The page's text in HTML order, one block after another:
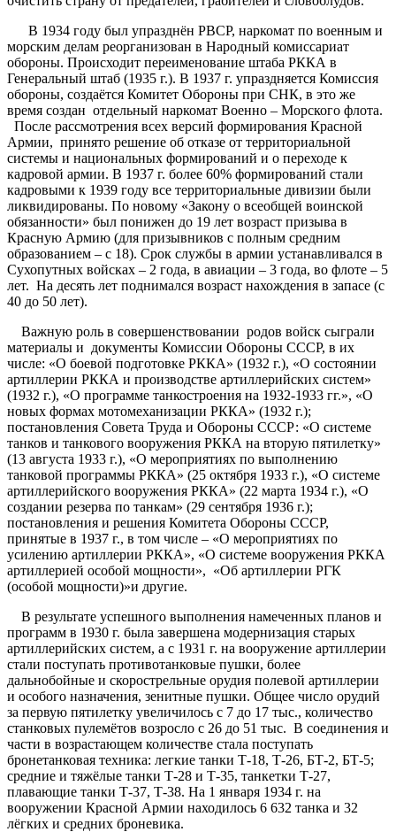
В 1934 году был упразднён РВСР, наркомат по военным и
морским делам реорганизован в Народный комиссариат
обороны. Происходит переименование штаба РККА в
Генеральный штаб (1935 г.). В 1937 г. упраздняется Комиссия
обороны, создаётся Комитет Обороны при СНК, в это же
время создан отдельный наркомат Военно – Морского флота.
После рассмотрения всех версий формирования Красной
Армии, принято решение об отказе от территориальной
системы и национальных формирований и о переходе к
кадровой армии. В 1937 г. более 60% формирований стали
кадровыми к 1939 году все территориальные дивизии были
ликвидированы. По новому «Закону о всеобщей воинской
обязанности» был понижен до 19 лет возраст призыва в
Красную Армию (для призывников с полным средним
образованием – с 18). Срок службы в армии устанавливался в
Сухопутных войсках – 2 года, в авиации – 3 года, во флоте – 5
лет. На десять лет поднимался возраст нахождения в запасе (с
40 до 50 лет).
Важную роль в совершенствовании родов войск сыграли
материалы и документы Комиссии Обороны СССР, в их
числе: «О боевой подготовке РККА» (1932 г.), «О состоянии
артиллерии РККА и производстве артиллерийских систем»
(1932 г.), «О программе танкостроения на 1932-1933 гг.», «О
новых формах мотомеханизации РККА» (1932 г.);
постановления Совета Труда и Обороны СССР: «О системе
танков и танкового вооружения РККА на вторую пятилетку»
(13 августа 1933 г.), «О мероприятиях по выполнению
танковой программы РККА» (25 октября 1933 г.), «О системе
артиллерийского вооружения РККА» (22 марта 1934 г.), «О
создании резерва по танкам» (29 сентября 1936 г.);
постановления и решения Комитета Обороны СССР,
принятые в 1937 г., в том числе – «О мероприятиях по
усилению артиллерии РККА», «О системе вооружения РККА
артиллерией особой мощности», «Об артиллерии РГК
(особой мощности)»и другие.
В результате успешного выполнения намеченных планов и
программ в 1930 г. была завершена модернизация старых
артиллерийских систем, а с 1931 г. на вооружение артиллерии
стали поступать противотанковые пушки, более
дальнобойные и скорострельные орудия полевой артиллерии
и особого назначения, зенитные пушки. Общее число орудий
за первую пятилетку увеличилось с 7 до 17 тыс., количество
станковых пулемётов возросло с 26 до 51 тыс. В соединения и
части в возрастающем количестве стала поступать
бронетанковая техника: легкие танки Т-18, Т-26, БТ-2, БТ-5;
средние и тяжёлые танки Т-28 и Т-35, танкетки Т-27,
плавающие танки Т-37, Т-38. На 1 января 1934 г. на
вооружении Красной Армии находилось 6 632 танка и 32
лёгких и средних броневика.